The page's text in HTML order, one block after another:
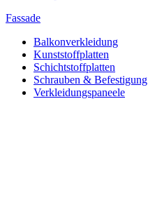
Fassade
Balkonverkleidung
Kunststoffplatten
Schichtstoffplatten
Schrauben & Befestigung
Verkleidungspaneele